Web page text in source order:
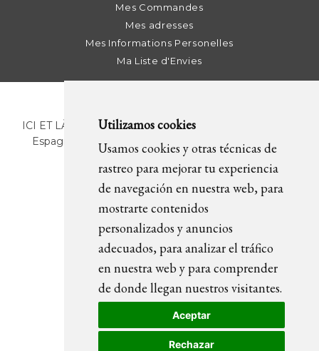
Utilizamos cookies
Usamos cookies y otras técnicas de
rastreo para mejorar tu experiencia
de navegación en nuestra web, para
mostrarte contenidos
personalizados y anuncios
adecuados, para analizar el tráfico
en nuestra web y para comprender
de donde llegan nuestros visitantes.
Aceptar
Rechazar
Mes Commandes
Mes adresses
Mes Informations Personelles
Ma Liste d'Envies
ICI ET LÀ | C/ Sant Pere Més Alt, 43 | 08003 Barcelona.
Espagne | T. +34 93 268 78 43 | +34 630 82 09 89 |